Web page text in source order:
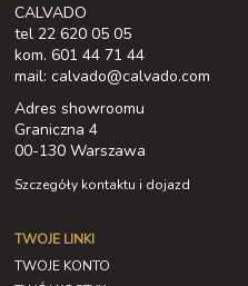
CALVADO
tel 22 620 05 05
kom. 601 44 71 44
mail: calvado@calvado.com
Adres showroomu
Graniczna 4
00-130 Warszawa
Szczegóły kontaktu i dojazd
TWOJE LINKI
TWOJE KONTO